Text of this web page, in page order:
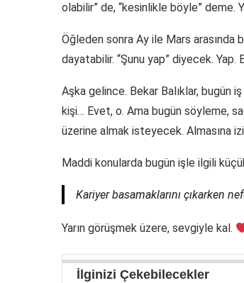
olabilir” de, “kesinlikle böyle” deme.
Öğleden sonra Ay ile Mars arasında
dayatabilir. “Şunu yap” diyecek.
Aşka gelince. Bekar Balıklar, bugün
kişi… Evet, o. Ama bugün söyleme,
üzerine almak isteyecek. Almasına
Maddi konularda bugün işle ilgili
Kariyer basamaklarını çıkarken
Yarın görüşmek üzere, sevgiyle kal.
İlginizi Çekebilecekler